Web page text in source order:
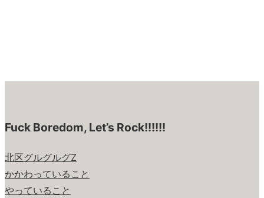
Fuck Boredom, Let’s Rock!!!!!!
北区グルグルグZ
かかわっていること
やっていること